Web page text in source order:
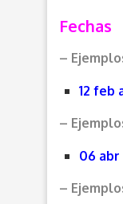
Fechas
–
12 feb
–
06 abr
–